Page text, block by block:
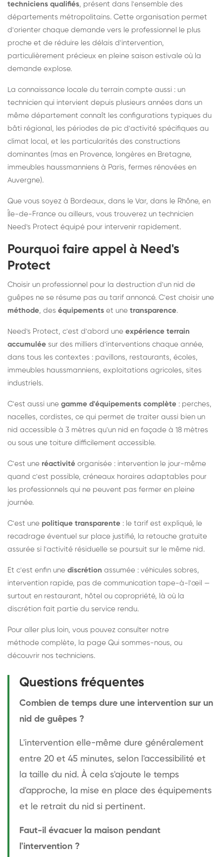
techniciens qualifiés, présent dans l'ensemble des
départements métropolitains. Cette organisation permet
d'orienter chaque demande vers le professionnel le plus
proche et de réduire les délais d'intervention,
particulièrement précieux en pleine saison estivale où la
demande explose.
La connaissance locale du terrain compte aussi : un
technicien qui intervient depuis plusieurs années dans un
même département connaît les configurations typiques du
bâti régional, les périodes de pic d'activité spécifiques au
climat local, et les particularités des constructions
dominantes (mas en Provence, longères en Bretagne,
immeubles haussmanniens à Paris, fermes rénovées en
Auvergne).
Que vous soyez à Bordeaux, dans le Var, dans le Rhône, en
Île-de-France ou ailleurs, vous trouverez un technicien
Need's Protect équipé pour intervenir rapidement.
Pourquoi faire appel à Need's
Protect
Choisir un professionnel pour la destruction d'un nid de
guêpes ne se résume pas au tarif annoncé. C'est choisir une
méthode, des équipements et une transparence.
Need's Protect, c'est d'abord une expérience terrain
accumulée sur des milliers d'interventions chaque année,
dans tous les contextes : pavillons, restaurants, écoles,
immeubles haussmanniens, exploitations agricoles, sites
industriels.
C'est aussi une gamme d'équipements complète : perches,
nacelles, cordistes, ce qui permet de traiter aussi bien un
nid accessible à 3 mètres qu'un nid en façade à 18 mètres
ou sous une toiture difficilement accessible.
C'est une réactivité organisée : intervention le jour-même
quand c'est possible, créneaux horaires adaptables pour
les professionnels qui ne peuvent pas fermer en pleine
journée.
C'est une politique transparente : le tarif est expliqué, le
recadrage éventuel sur place justifié, la retouche gratuite
assurée si l'activité résiduelle se poursuit sur le même nid.
Et c'est enfin une discrétion assumée : véhicules sobres,
intervention rapide, pas de communication tape-à-l'œil —
surtout en restaurant, hôtel ou copropriété, là où la
discrétion fait partie du service rendu.
Pour aller plus loin, vous pouvez consulter notre
méthode complète, la page Qui sommes-nous, ou
découvrir nos techniciens.
Questions fréquentes
Combien de temps dure une intervention sur un
nid de guêpes ?
L'intervention elle-même dure généralement
entre 20 et 45 minutes, selon l'accessibilité et
la taille du nid. À cela s'ajoute le temps
d'approche, la mise en place des équipements
et le retrait du nid si pertinent.
Faut-il évacuer la maison pendant
l'intervention ?